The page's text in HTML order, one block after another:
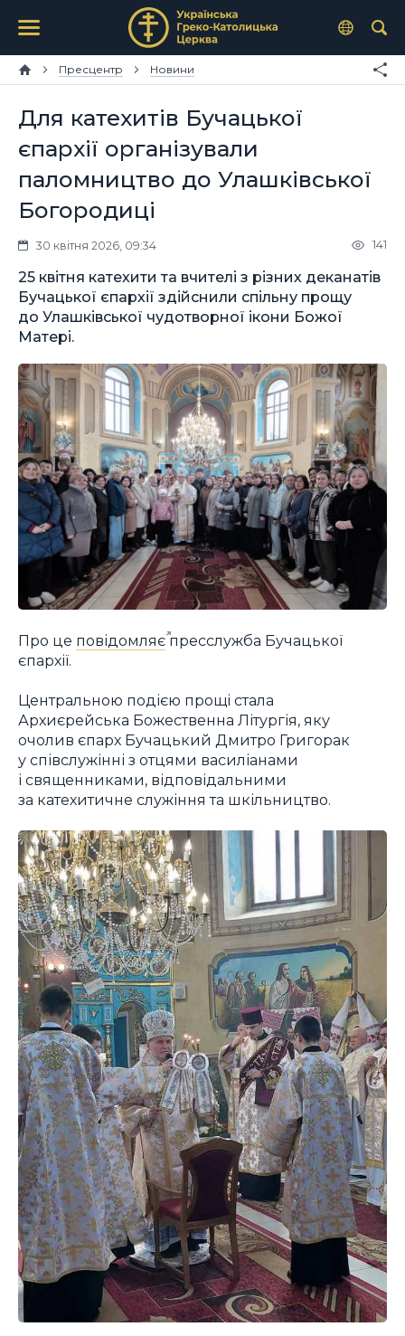
Пресцентр Новини
Для катехитів Бучацької
єпархії організували
паломництво до Улашківської
Богородиці
30 квітня 2026, 09:34 141
25 квітня катехити та вчителі з різних деканатів
Бучацької єпархії здійснили спільну прощу
до Улашківської чудотворної ікони Божої
Матері.
Про це повідомляєпресслужба Бучацької
єпархії.
Центральною подією прощі стала
Архиєрейська Божественна Літургія, яку
очолив єпарх Бучацький Дмитро Григорак
у співслужінні з отцями василіанами
і священниками, відповідальними
за катехитичне служіння та шкільництво.